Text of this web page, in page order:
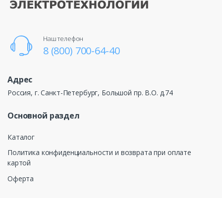
Наш телефон
8 (800) 700-64-40
Адрес
Россия, г. Санкт-Петербург, Большой пр. В.О. д.74
Основной раздел
Каталог
Политика конфиденциальности и возврата при оплате
картой
Оферта